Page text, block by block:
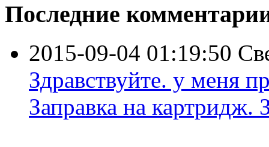
Последние
2015-09-04 01:19:50
Здравствуйте. у меня
Заправка на картридж.